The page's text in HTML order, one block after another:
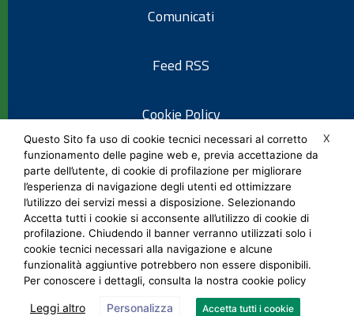
Comunicati
Feed RSS
Cookie Policy
Informativa privacy
Note legali
Social Media Policy
X
Questo Sito fa uso di cookie tecnici necessari al corretto
funzionamento delle pagine web e, previa accettazione da
parte dell’utente, di cookie di profilazione per migliorare
l’esperienza di navigazione degli utenti ed ottimizzare
l’utilizzo dei servizi messi a disposizione. Selezionando
Accetta tutti i cookie si acconsente all’utilizzo di cookie di
profilazione. Chiudendo il banner verranno utilizzati solo i
cookie tecnici necessari alla navigazione e alcune
funzionalità aggiuntive potrebbero non essere disponibili.
Per conoscere i dettagli, consulta la nostra cookie policy
Leggi altro Personalizza Accetta tutti i cookie